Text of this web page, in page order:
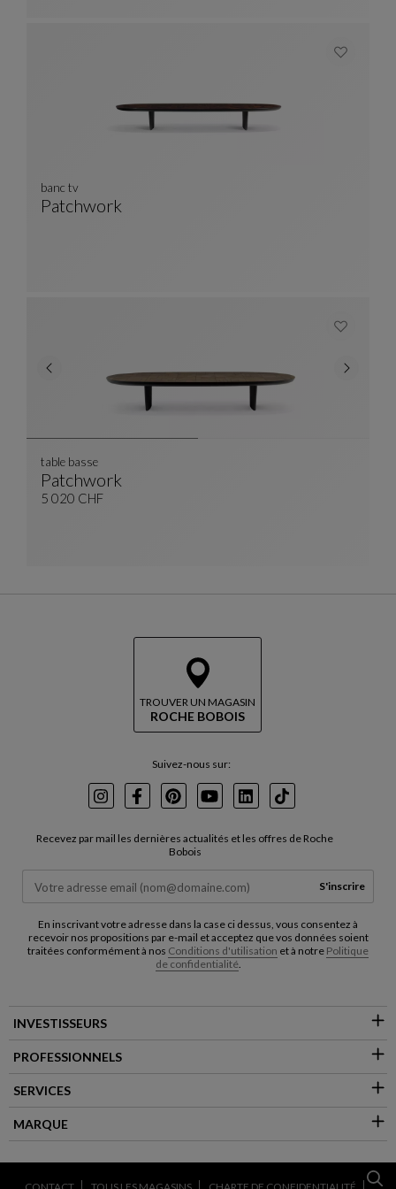
Patchwork
banc tv
Patchwork
Table Basse
Voir La Description Complète
table basse
5 020 CHF
TROUVER UN MAGASIN
ROCHE BOBOIS
Suivez-nous sur:
InstagramFacebookPinterest
YoutubeLinkedInTikTok
Recevez par mail les dernières actualités et les offres de Roche
Bobois
S'inscrire
En inscrivant votre adresse dans la case ci dessus, vous consentez à
recevoir nos propositions par e-mail et acceptez que vos données soient
traitées conformément à nos Conditions d'utilisation et à notre Politique
de confidentialité.
INVESTISSEURS
PROFESSIONNELS
SERVICES
MARQUE